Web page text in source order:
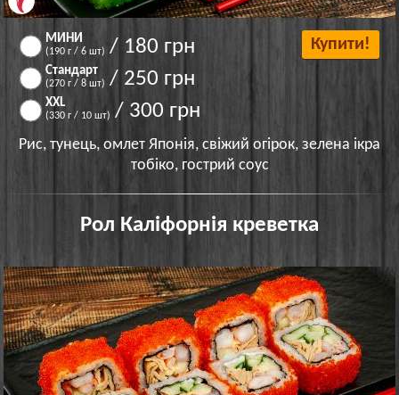
МИНИ
(190 г / 6 шт) / 180 грн
Стандарт
(270 г / 8 шт) / 250 грн
XXL
(330 г / 10 шт) / 300 грн
Купити!
Рис, тунець, омлет Японія, свіжий огірок, зелена ікра
тобіко, гострий соус
Рол Каліфорнія креветка